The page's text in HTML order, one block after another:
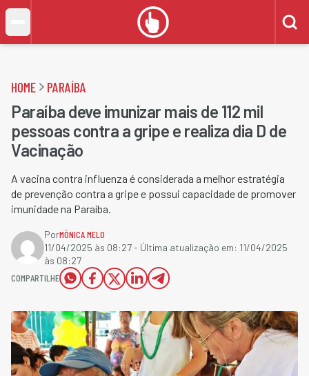
HOME PARAÍBA
Paraíba deve imunizar mais de 112 mil
pessoas contra a gripe e realiza dia D de
Vacinação
A vacina contra influenza é considerada a melhor estratégia
de prevenção contra a gripe e possui capacidade de promover
imunidade na Paraíba.
PorMÔNICA MELO
11/04/2025 às 08:27- Última atualização em: 11/04/2025
às 08:27
COMPARTILHE